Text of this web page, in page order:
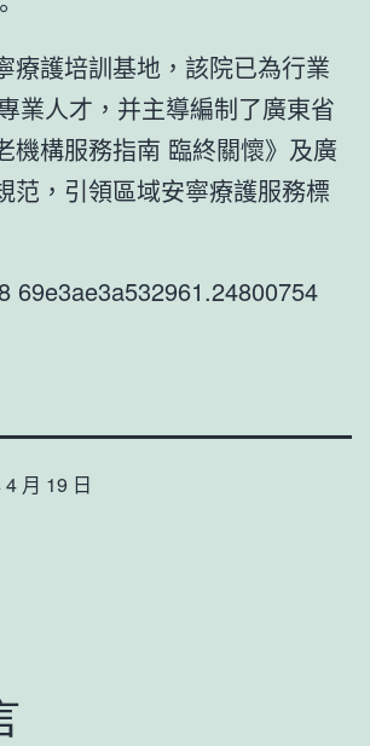
療護培訓基地，該院已為行業
業人才，并主導編制了廣東省
機構服務指南 臨終關懷》及廣
范，引領區域安寧療護服務標
69e3ae3a532961.24800754
月 19 日